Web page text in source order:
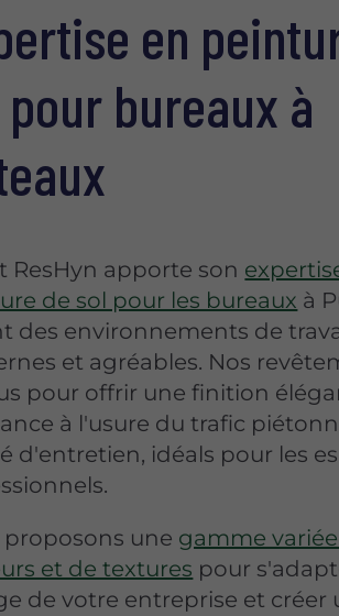
en
bureaux à
ResHyn apporte son
de sol pour les bureaux à
des environnements de
et agréables. Nos
pour offrir une finition
à l'usure du trafic
d'entretien, idéals pour les
proposons une gamme
et de textures pour
de votre entreprise et créer